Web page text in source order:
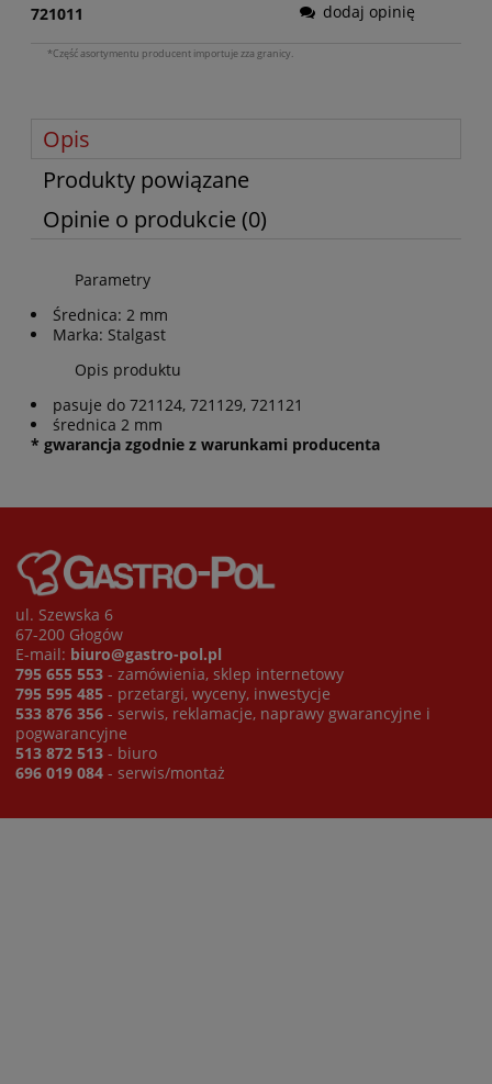
721011
dodaj opinię
*Część asortymentu producent importuje zza granicy.
Opis
Produkty powiązane
Opinie o produkcie (0)
Parametry
Średnica: 2 mm
Marka: Stalgast
Opis produktu
pasuje do 721124, 721129, 721121
średnica 2 mm
* gwarancja zgodnie z warunkami producenta
ul. Szewska 6
67-200 Głogów
E-mail: biuro@gastro-pol.pl
795 655 553 - zamówienia, sklep internetowy
795 595 485 - przetargi, wyceny, inwestycje
533 876 356 - serwis, reklamacje, naprawy gwarancyjne i
pogwarancyjne
513 872 513 - biuro
696 019 084 - serwis/montaż